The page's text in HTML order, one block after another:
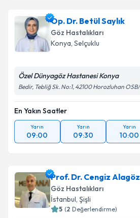
Op. Dr. Betül Saylık
Göz Hastalıkları
Konya, Selçuklu
Özel Dünyagöz Hastanesi Konya
Bedir, Tebliğ Sk. No:1, 42100 Horozluhan
En Yakın Saatler
Yarın
09:00
Yarın
09:30
Yarın
10:00
Prof. Dr. Cengiz Alagöz
Göz Hastalıkları
İstanbul, Şişli
5 (2 Değerlendirme)